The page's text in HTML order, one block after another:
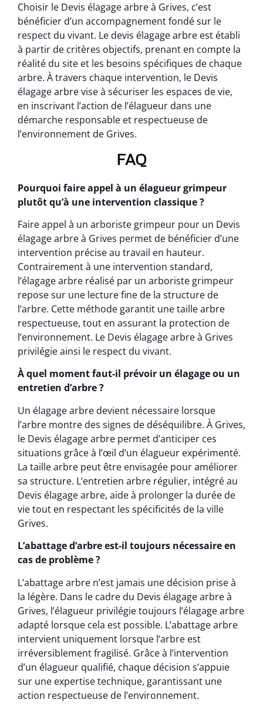
Choisir le Devis élagage arbre à Grives, c’est
bénéficier d’un accompagnement fondé sur le
respect du vivant. Le devis élagage arbre est établi
à partir de critères objectifs, prenant en compte la
réalité du site et les besoins spécifiques de chaque
arbre. À travers chaque intervention, le Devis
élagage arbre vise à sécuriser les espaces de vie,
en inscrivant l’action de l’élagueur dans une
démarche responsable et respectueuse de
l’environnement de Grives.
FAQ
Pourquoi faire appel à un élagueur grimpeur
plutôt qu’à une intervention classique ?
Faire appel à un arboriste grimpeur pour un Devis
élagage arbre à Grives permet de bénéficier d’une
intervention précise au travail en hauteur.
Contrairement à une intervention standard,
l’élagage arbre réalisé par un arboriste grimpeur
repose sur une lecture fine de la structure de
l’arbre. Cette méthode garantit une taille arbre
respectueuse, tout en assurant la protection de
l’environnement. Le Devis élagage arbre à Grives
privilégie ainsi le respect du vivant.
À quel moment faut-il prévoir un élagage ou un
entretien d’arbre ?
Un élagage arbre devient nécessaire lorsque
l’arbre montre des signes de déséquilibre. À Grives,
le Devis élagage arbre permet d’anticiper ces
situations grâce à l’œil d’un élagueur expérimenté.
La taille arbre peut être envisagée pour améliorer
sa structure. L’entretien arbre régulier, intégré au
Devis élagage arbre, aide à prolonger la durée de
vie tout en respectant les spécificités de la ville
Grives.
L’abattage d’arbre est-il toujours nécessaire en
cas de problème ?
L’abattage arbre n’est jamais une décision prise à
la légère. Dans le cadre du Devis élagage arbre à
Grives, l’élagueur privilégie toujours l’élagage arbre
adapté lorsque cela est possible. L’abattage arbre
intervient uniquement lorsque l’arbre est
irréversiblement fragilisé. Grâce à l’intervention
d’un élagueur qualifié, chaque décision s’appuie
sur une expertise technique, garantissant une
action respectueuse de l’environnement.